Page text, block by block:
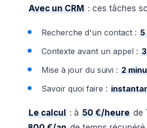
Avec un CRM : ces tâches
Recherche d'un contact : 5
Contexte avant un appel :
Mise à jour du suivi : 2
Savoir quoi faire :
Le calcul : à 50 €/heure de